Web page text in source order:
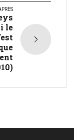
le